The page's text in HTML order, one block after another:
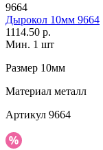
9664
Дырокол 10мм 9664
1114.50 р.
Мин. 1 шт
Размер 10мм
Материал металл
Артикул 9664